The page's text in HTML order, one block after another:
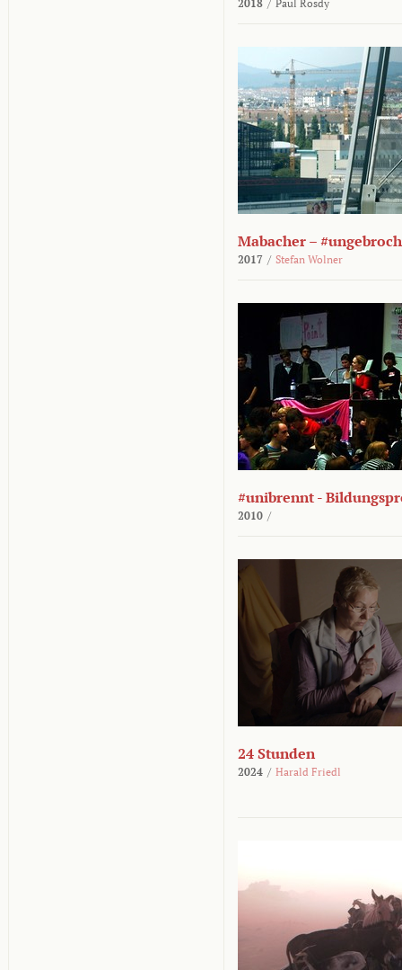
2018 / Paul Rosdy
Mabacher –
2017 / Stefan Wolner
#unibrennt -
2010 /
24 Stunden
2024 / Harald Friedl